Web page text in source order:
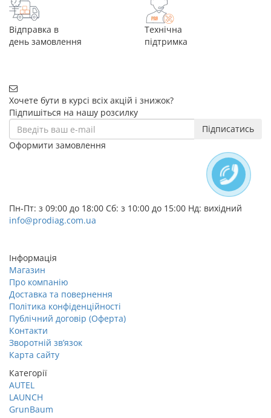
Відправка в
день замовлення
Технічна
підтримка
Хочете бути в курсі всіх акцій і знижок?
Підпишіться на нашу розсилку
Підписатись
Оформити замовлення
Пн-Пт: з 09:00 до 18:00 Сб: з 10:00 до 15:00 Нд: вихідний
info@prodiag.com.ua
Інформація
Магазин
Про компанію
Доставка та повернення
Політика конфіденційності
Публічний договір (Оферта)
Контакти
Зворотній зв’язок
Карта сайту
Категорії
AUTEL
LAUNCH
GrunBaum